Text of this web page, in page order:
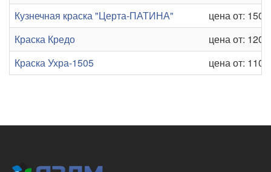
Кузнечная краска "Церта-ПАТИНА"
цена от: 150
Краска Кредо
цена от: 120
Краска Ухра-1505
цена от: 110